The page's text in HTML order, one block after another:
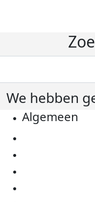
We hebben
Algemeen